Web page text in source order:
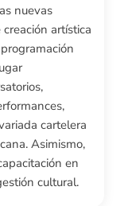
nuevas
artística
cartelera
Asimismo,
en
cultural.